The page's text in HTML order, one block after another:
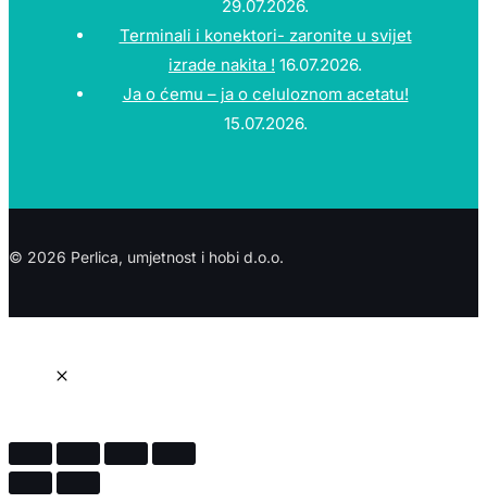
29.07.2026.
Terminali i konektori- zaronite u svijet
izrade nakita ! 16.07.2026.
Ja o ćemu – ja o celuloznom acetatu!
15.07.2026.
© 2026 Perlica, umjetnost i hobi d.o.o.